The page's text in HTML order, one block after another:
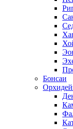
Бонсаи